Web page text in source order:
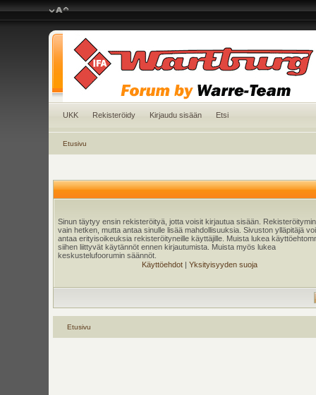
UKK Rekisteröidy Kirjaudu sisään Etsi
Etusivu
Sinun täytyy ensin rekisteröityä, jotta voisit kirjautua sisään.
vain hetken, mutta antaa sinulle lisää mahdollisuuksia. Sivuston ylläpitäjä
antaa erityisoikeuksia rekisteröityneille käyttäjille. Muista lukea
siihen liittyvät käytännöt ennen kirjautumista. Muista myös lukea
keskustelufoorumin säännöt.
Käyttöehdot| Yksityisyyden suoja
Etusivu